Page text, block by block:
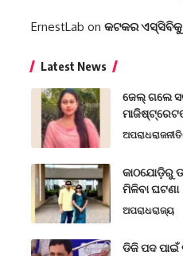
ErnestLab on କଟକର
Latest News
ଜେଲ୍ ଗଲେ
ଅପରାଧରାଜନୀତି
କାଠଯୋଡ଼ିରୁ
ମିଳିବା ଘଟଣା
ଅପରାଧରାଜ୍ୟ
ଡିଜି ପଦ